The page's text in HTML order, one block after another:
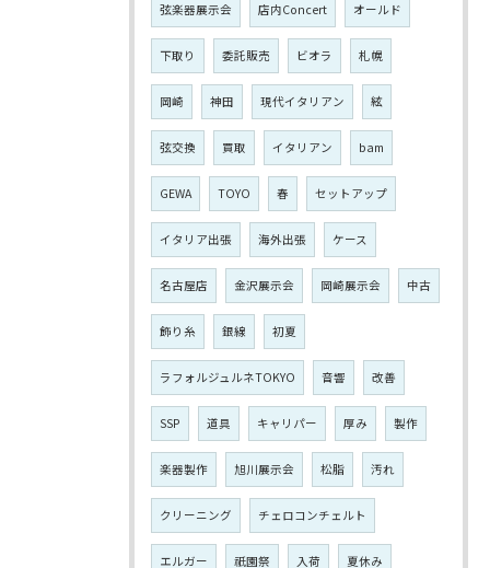
弦楽器展示会 店内Concert オールド
下取り 委託販売 ビオラ 札幌
岡崎 神田 現代イタリアン 絃
弦交換 買取 イタリアン bam
GEWA TOYO 春 セットアップ
イタリア出張 海外出張 ケース
名古屋店 金沢展示会 岡崎展示会 中古
飾り糸 銀線 初夏
ラフォルジュルネTOKYO 音響 改善
SSP 道具 キャリパー 厚み 製作
楽器製作 旭川展示会 松脂 汚れ
クリーニング チェロコンチェルト
エルガー 祇園祭 入荷 夏休み